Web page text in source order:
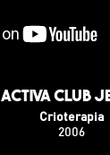
Activa Club
Crioterapia
2006